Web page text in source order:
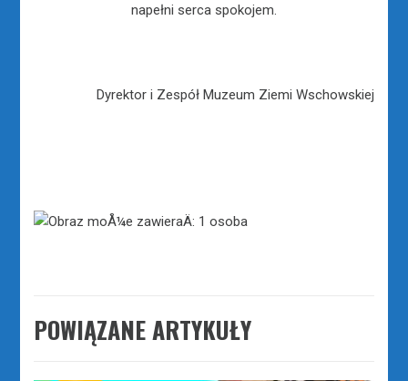
napełni serca spokojem.
Dyrektor i Zespół Muzeum Ziemi Wschowskiej
POWIĄZANE ARTYKUŁY